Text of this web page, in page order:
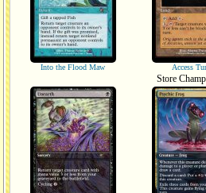
Into the Flood Maw Access
Store